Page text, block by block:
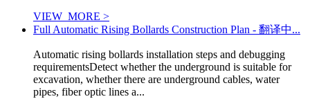
VIEW_MORE >
Full Automatic Rising Bollards Construction Plan - 翻译中...
Automatic rising bollards installation steps and debugging
requirementsDetect whether the underground is suitable for
excavation, whether there are underground cables, water
pipes, fiber optic lines a...